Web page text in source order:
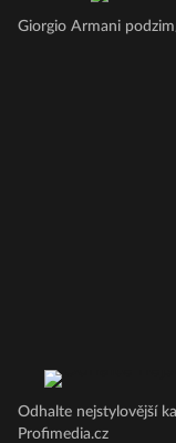
Giorgio Armani
Odhalte nejstylovější
Profimedia.cz